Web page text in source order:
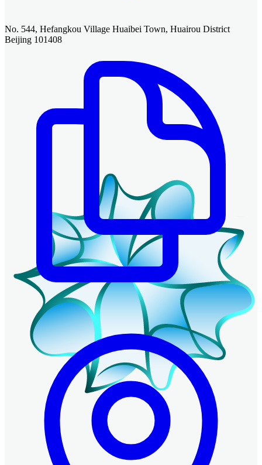
No. 544, Hefangkou Village Huaibei Town, Huairou District
Beijing 101408